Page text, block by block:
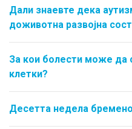
Дали знаевте дека
доживотна развојна
За кои болести може да
клетки?
Десетта недела